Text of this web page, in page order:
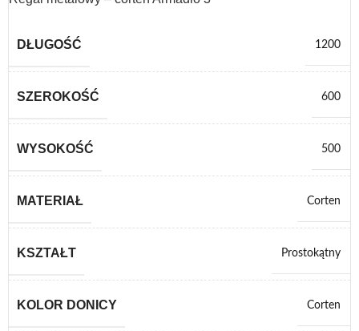
DŁUGOŚĆ 1200
SZEROKOŚĆ 600
WYSOKOŚĆ 500
MATERIAŁ Corten
KSZTAŁT Prostokątny
KOLOR DONICY Corten